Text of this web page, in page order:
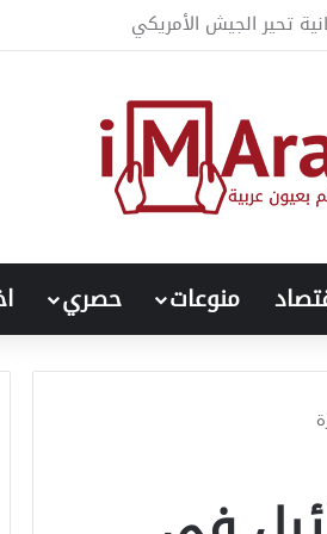
ديناميكيات النزاع السوداني
منوعات حصري